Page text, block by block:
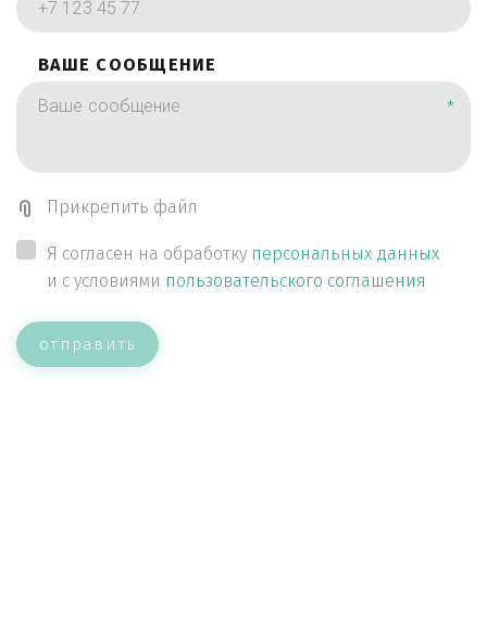
ВАШЕ СООБЩЕНИЕ
*
Прикрепить файл
Я согласен на обработку персональных данных
и с условиями пользовательского соглашения
отправить